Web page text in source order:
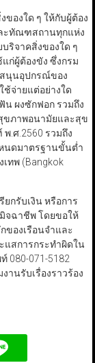
ของใด ๆ ให้กับผู้ต้อง
ะทัณฑสถานทุกแห่ง
ริจาคสิ่งของใด ๆ
ก่ผู้ต้องขัง ซึ่งกรม
นุนอุปกรณ์ของ
ช้จ่ายแต่อย่างใด
น ผงซักฟอก รวมถึง
ขภาพอนามัยและสุข
.ศ.2560 รวมถึง
นดมาตรฐานขั้นต่ำ
ทพ (Bangkok
กรับเงิน หรือการ
จฉาชีพ โดยขอให้
ของเรือนจำและ
แสการกระทำผิดใน
080-071-5182
านรับเรื่องราวร้อง